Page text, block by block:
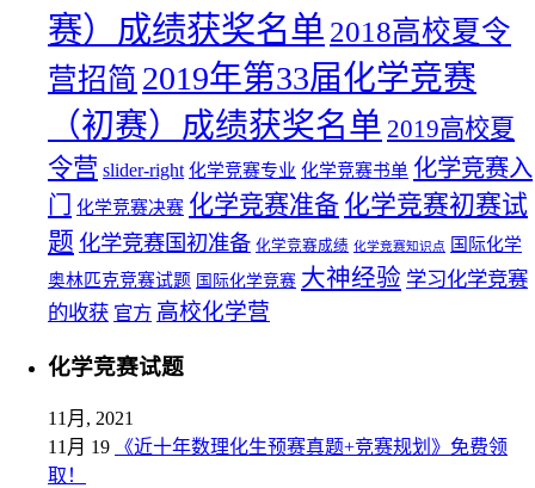
赛）成绩获奖名单 2018高校夏令
营招简 2019年第33届化学竞赛
（初赛）成绩获奖名单 2019高校夏
令营 slider-right 化学竞赛专业 化学竞赛书单 化学竞赛入
门
化学竞赛决赛 化学竞赛准备 化学竞赛初赛试
题 化学竞赛国初准备 化学竞赛成绩 化学竞赛知识点
国际化学
奥林匹克竞赛试题 国际化学竞赛 大神经验 学习化学竞赛
的收获 官方 高校化学营
化学竞赛试题
11月, 2021
11月 19
《近十年数理化生预赛真题+竞赛规划》免费领
取！